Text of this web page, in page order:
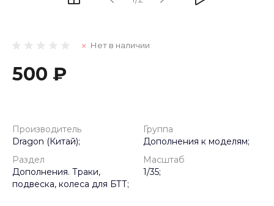
Нет в наличии
500 ₽
Производитель
Dragon (Китай);
Группа
Дополнения к моделям;
Раздел
Дополнения. Траки,
подвеска, колеса для БТТ;
Масштаб
1/35;